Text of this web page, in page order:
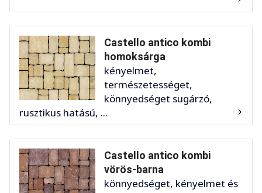
Castello antico kombi
homoksárga
kényelmet,
természetességet,
könnyedséget sugárzó,
rusztikus hatású, ...
Castello antico kombi
vörös-barna
könnyedséget, kényelmet és